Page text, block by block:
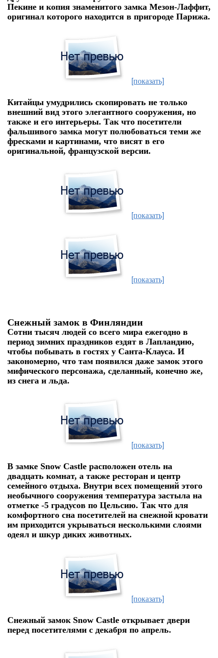
Пекине и копия знаменитого замка Мезон-Лаффит,
оригинал которого находится в пригороде Парижа.
[показать]
Китайцы умудрились скопировать не только
внешний вид этого элегантного сооружения, но
также и его интерьеры. Так что посетители
фальшивого замка могут полюбоваться теми же
фресками и картинами, что висят в его
оригинальной, французской версии.
[показать]
[показать]
Снежный замок в Финляндии
Сотни тысяч людей со всего мира ежегодно в
период зимних праздников ездят в Лапландию,
чтобы побывать в гостях у Санта-Клауса. И
закономерно, что там появился даже замок этого
мифического персонажа, сделанный, конечно же,
из снега и льда.
[показать]
В замке Snow Castle расположен отель на
двадцать комнат, а также ресторан и центр
семейного отдыха. Внутри всех помещений этого
необычного сооружения температура застыла на
отметке -5 градусов по Цельсию. Так что для
комфортного сна посетителей на снежной кровати
им приходится укрываться несколькими слоями
одеял и шкур диких животных.
[показать]
Снежный замок Snow Castle открывает двери
перед посетителями с декабря по апрель.